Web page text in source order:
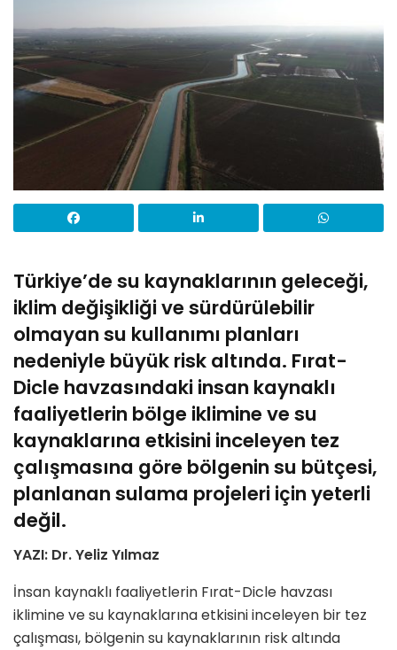
Türkiye’de su kaynaklarının geleceği,
iklim değişikliği ve sürdürülebilir
olmayan su kullanımı planları
nedeniyle büyük risk altında. Fırat-
Dicle havzasındaki insan kaynaklı
faaliyetlerin bölge iklimine ve su
kaynaklarına etkisini inceleyen tez
çalışmasına göre bölgenin su bütçesi,
planlanan sulama projeleri için yeterli
değil.
YAZI: Dr. Yeliz Yılmaz
İnsan kaynaklı faaliyetlerin Fırat-Dicle havzası
iklimine ve su kaynaklarına etkisini inceleyen bir tez
çalışması, bölgenin su kaynaklarının risk altında